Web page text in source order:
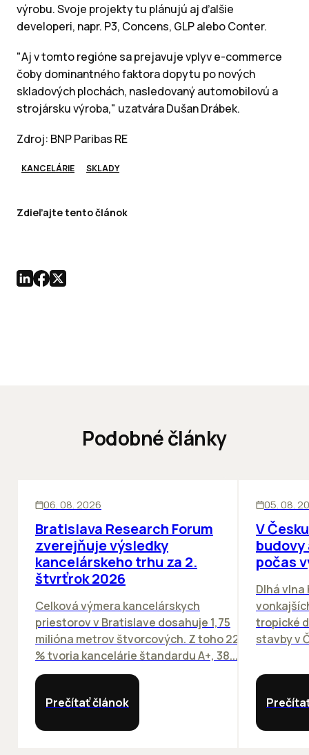
výrobu. Svoje projekty tu plánujú aj ďalšie
developeri, napr. P3, Concens, GLP alebo Conter.
"Aj v tomto regióne sa prejavuje vplyv e-commerce
čoby dominantného faktora dopytu po nových
skladových plochách, nasledovaný automobilovú a
strojársku výroba," uzatvára Dušan Drábek.
Zdroj: BNP Paribas RE
KANCELÁRIE SKLADY
Zdieľajte tento článok
Podobné články
06. 08. 2026
Bratislava Research Forum
zverejňuje výsledky
kancelárskeho trhu za 2.
štvrťrok 2026
Celková výmera kancelárskych
priestorov v Bratislave dosahuje 1,75
milióna metrov štvorcových. Z toho 22
% tvoria kancelárie štandardu A+, 38...
Prečítať článok
05. 08.
V
počas
Dlhá
tropické
stavby v